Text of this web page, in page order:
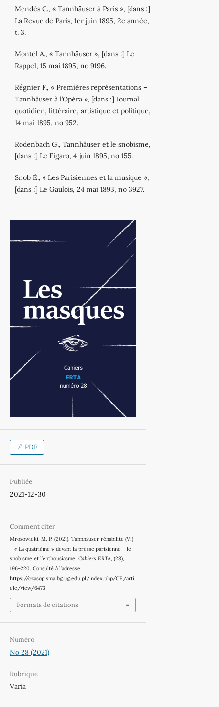
Mendès C., « Tannhäuser à Paris », [dans :]
La Revue de Paris, 1er juin 1895, 2e année,
t. 3.
Montel A., « Tannhäuser », [dans :] Le
Rappel, 15 mai 1895, no 9196.
Régnier F., « Premières représentations –
Tannhäuser à l’Opéra », [dans :] Journal
quotidien, littéraire, artistique et politique,
14 mai 1895, no 952.
Rodenbach G., Tannhäuser et le snobisme,
[dans :] Le Figaro, 4 juin 1895, no 155.
Snob É., « Les Parisiennes et la musique »,
[dans :] Le Gaulois, 24 mai 1893, no 3927.
PDF
Publiée
2021-12-30
Comment citer
Mrozowicki, M. P. (2021). Tannhäuser réhabilité (VI)
– « La quatrième » devant la presse parisienne – le
snobisme et l’enthousiasme. Cahiers ERTA, (28),
196–220. Consulté à l’adresse
https://czasopisma.bg.ug.edu.pl/index.php/CE/arti
cle/view/6473
Formats de citations
Numéro
No 28 (2021)
Rubrique
Varia